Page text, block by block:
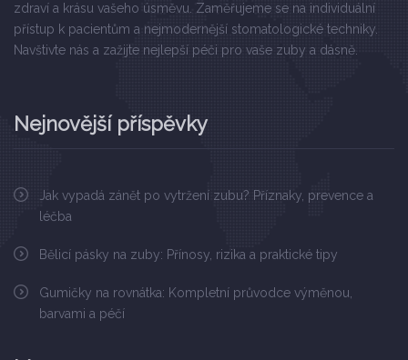
zdraví a krásu vašeho úsměvu. Zaměřujeme se na individuální
přístup k pacientům a nejmodernější stomatologické techniky.
Navštivte nás a zažijte nejlepší péči pro vaše zuby a dásně.
Nejnovější příspěvky
Jak vypadá zánět po vytržení zubu? Příznaky, prevence a
léčba
Bělicí pásky na zuby: Přínosy, rizika a praktické tipy
Gumičky na rovnátka: Kompletní průvodce výměnou,
barvami a péčí